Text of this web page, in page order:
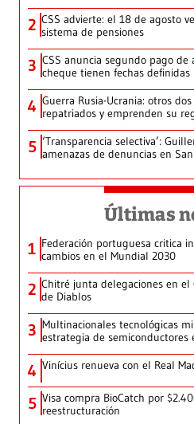
2 CSS advierte: el 18 de agosto
sistema de pensiones
3 CSS anuncia segundo pago de
cheque tienen fechas definidas
4 Guerra Rusia-Ucrania: otros
repatriados y emprenden su
5 ‘Transparencia selectiva’:
amenazas de denuncias en
Últimas
1 Federación portuguesa critica
cambios en el Mundial 2030
2 Chitré junta delegaciones en el
de Diablos
3 Multinacionales tecnológicas
estrategia de semiconductores
4 Vinícius renueva con el Real
5 Visa compra BioCatch por
reestructuración